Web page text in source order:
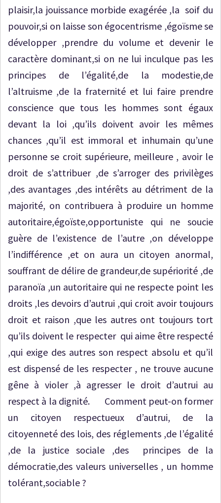
plaisir,la jouissance morbide exagérée ,la soif du
pouvoir,si on laisse son égocentrisme ,égoïsme se
développer ,prendre du volume et devenir le
caractère dominant,si on ne lui inculque pas les
principes de l’égalité,de la modestie,de
l’altruisme ,de la fraternité et lui faire prendre
conscience que tous les hommes sont égaux
devant la loi ,qu’ils doivent avoir les mêmes
chances ,qu’il est immoral et inhumain qu’une
personne se croit supérieure, meilleure , avoir le
droit de s’attribuer ,de s’arroger des privilèges
,des avantages ,des intérêts au détriment de la
majorité, on contribuera à produire un homme
autoritaire,égoïste,opportuniste qui ne soucie
guère de l’existence de l’autre ,on développe
l’indifférence ,et on aura un citoyen anormal,
souffrant de délire de grandeur,de supériorité ,de
paranoïa ,un autoritaire qui ne respecte point les
droits ,les devoirs d’autrui ,qui croit avoir toujours
droit et raison ,que les autres ont toujours tort
qu’ils doivent le respecter qui aime être respecté
,qui exige des autres son respect absolu et qu’il
est dispensé de les respecter , ne trouve aucune
gêne à violer ,à agresser le droit d’autrui au
respect à la dignité. Comment peut-on former
un citoyen respectueux d’autrui, de la
citoyenneté des lois, des réglements ,de l’égalité
,de la justice sociale ,des principes de la
démocratie,des valeurs universelles , un homme
tolérant,sociable ?